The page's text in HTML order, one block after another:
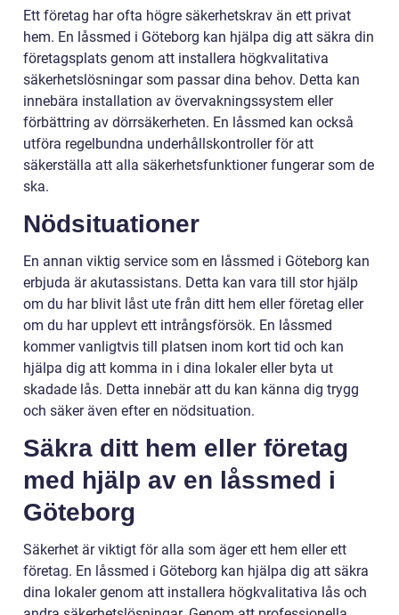
Ett företag har ofta högre säkerhetskrav än ett privat
hem. En låssmed i Göteborg kan hjälpa dig att säkra din
företagsplats genom att installera högkvalitativa
säkerhetslösningar som passar dina behov. Detta kan
innebära installation av övervakningssystem eller
förbättring av dörrsäkerheten. En låssmed kan också
utföra regelbundna underhållskontroller för att
säkerställa att alla säkerhetsfunktioner fungerar som de
ska.
Nödsituationer
En annan viktig service som en låssmed i Göteborg kan
erbjuda är akutassistans. Detta kan vara till stor hjälp
om du har blivit låst ute från ditt hem eller företag eller
om du har upplevt ett intrångsförsök. En låssmed
kommer vanligtvis till platsen inom kort tid och kan
hjälpa dig att komma in i dina lokaler eller byta ut
skadade lås. Detta innebär att du kan känna dig trygg
och säker även efter en nödsituation.
Säkra ditt hem eller företag
med hjälp av en låssmed i
Göteborg
Säkerhet är viktigt för alla som äger ett hem eller ett
företag. En låssmed i Göteborg kan hjälpa dig att säkra
dina lokaler genom att installera högkvalitativa lås och